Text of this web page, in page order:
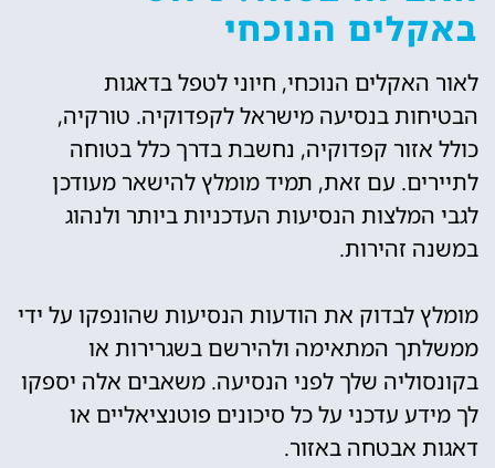
באקלים הנוכחי
לאור האקלים הנוכחי, חיוני לטפל בדאגות
הבטיחות בנסיעה מישראל לקפדוקיה. טורקיה,
כולל אזור קפדוקיה, נחשבת בדרך כלל בטוחה
לתיירים. עם זאת, תמיד מומלץ להישאר מעודכן
לגבי המלצות הנסיעות העדכניות ביותר ולנהוג
במשנה זהירות.
מומלץ לבדוק את הודעות הנסיעות שהונפקו על ידי
ממשלתך המתאימה ולהירשם בשגרירות או
בקונסוליה שלך לפני הנסיעה. משאבים אלה יספקו
לך מידע עדכני על כל סיכונים פוטנציאליים או
דאגות אבטחה באזור.